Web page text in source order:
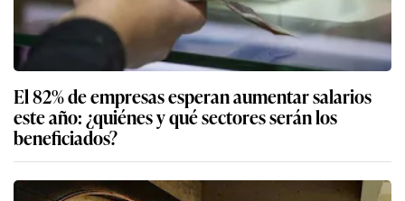
El 82% de empresas esperan aumentar salarios
este año: ¿quiénes y qué sectores serán los
beneficiados?